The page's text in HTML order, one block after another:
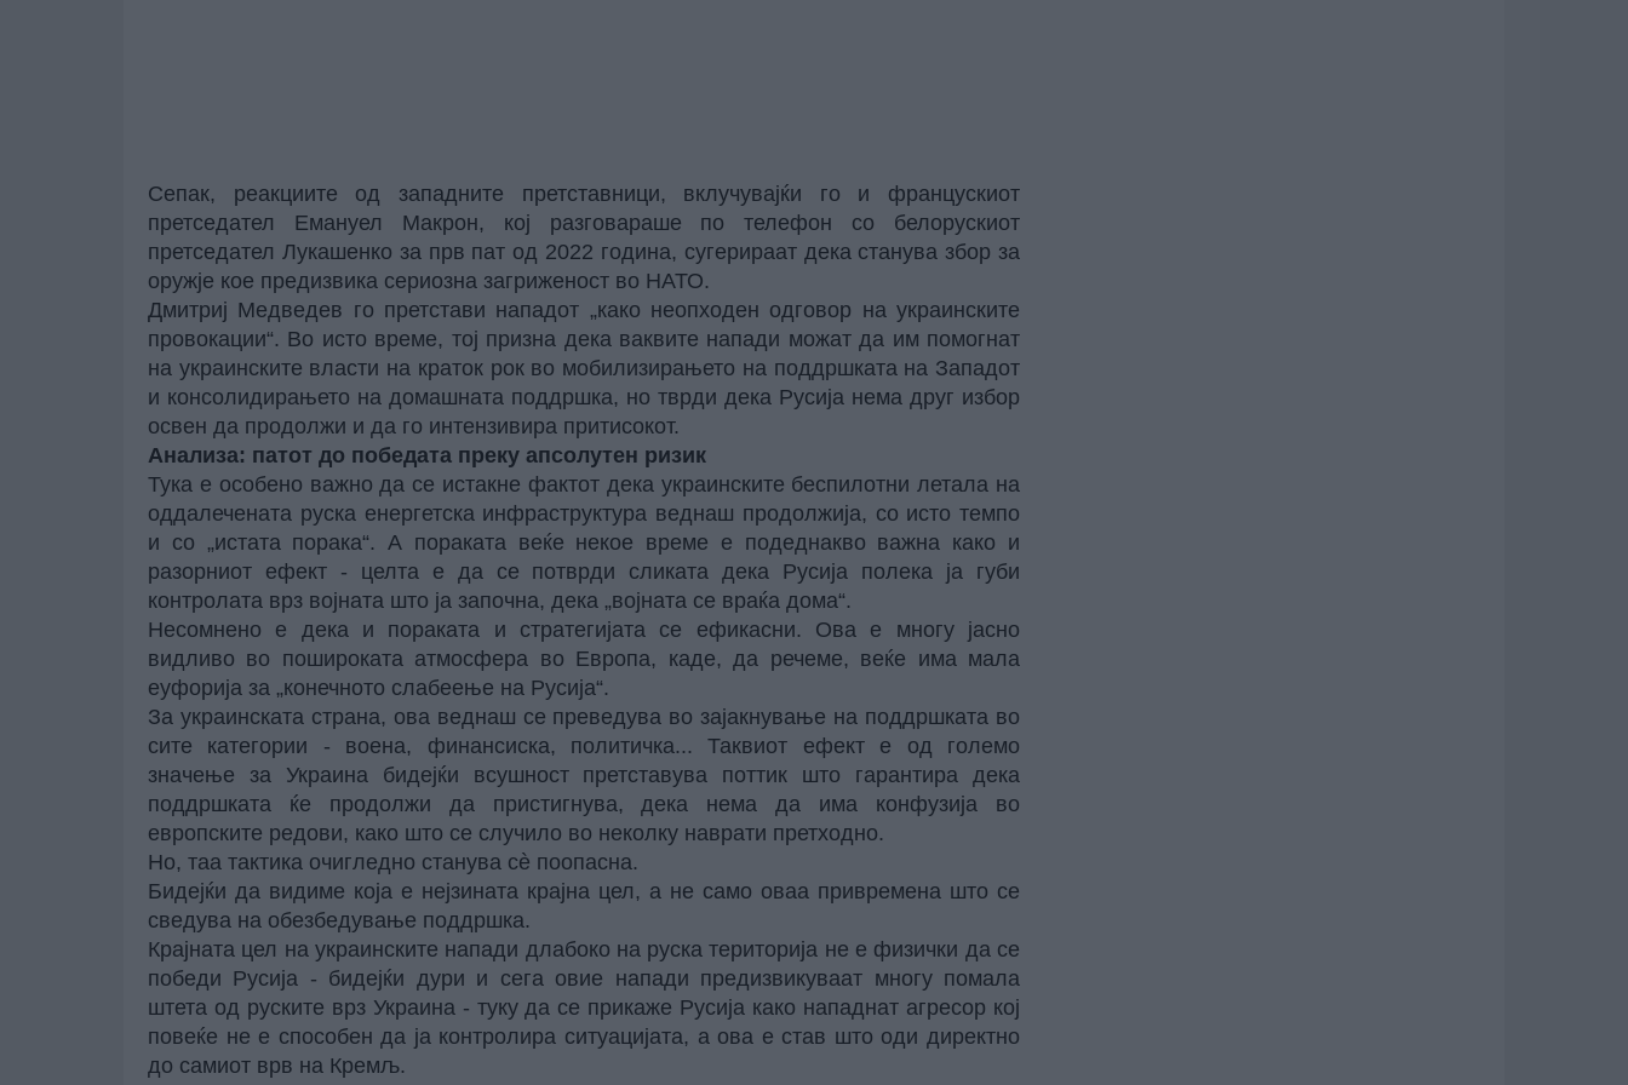
Сепак, реакциите од западните претставници, вклучувајќи го и францускиот
претседател Емануел Макрон, кој разговараше по телефон со белорускиот
претседател Лукашенко за прв пат од 2022 година, сугерираат дека станува збор за
оружје кое предизвика сериозна загриженост во НАТО.
Дмитриј Медведев го претстави нападот „како неопходен одговор на украинските
провокации“. Во исто време, тој призна дека ваквите напади можат да им помогнат
на украинските власти на краток рок во мобилизирањето на поддршката на Западот
и консолидирањето на домашната поддршка, но тврди дека Русија нема друг избор
освен да продолжи и да го интензивира притисокот.
Анализа: патот до победата преку апсолутен ризик
Тука е особено важно да се истакне фактот дека украинските беспилотни летала на
оддалечената руска енергетска инфраструктура веднаш продолжија, со исто темпо
и со „истата порака“. А пораката веќе некое време е подеднакво важна како и
разорниот ефект - целта е да се потврди сликата дека Русија полека ја губи
контролата врз војната што ја започна, дека „војната се враќа дома“.
Несомнено е дека и пораката и стратегијата се ефикасни. Ова е многу јасно
видливо во пошироката атмосфера во Европа, каде, да речеме, веќе има мала
еуфорија за „конечното слабеење на Русија“.
За украинската страна, ова веднаш се преведува во зајакнување на поддршката во
сите категории - воена, финансиска, политичка... Таквиот ефект е од големо
значење за Украина бидејќи всушност претставува поттик што гарантира дека
поддршката ќе продолжи да пристигнува, дека нема да има конфузија во
европските редови, како што се случило во неколку наврати претходно.
Но, таа тактика очигледно станува сè поопасна.
Бидејќи да видиме која е нејзината крајна цел, а не само оваа привремена што се
сведува на обезбедување поддршка.
Крајната цел на украинските напади длабоко на руска територија не е физички да се
победи Русија - бидејќи дури и сега овие напади предизвикуваат многу помала
штета од руските врз Украина - туку да се прикаже Русија како нападнат агресор кој
повеќе не е способен да ја контролира ситуацијата, а ова е став што оди директно
до самиот врв на Кремљ.